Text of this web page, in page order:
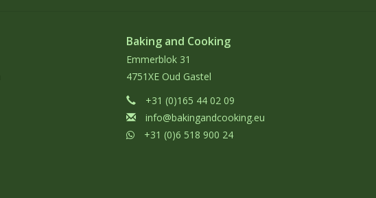
Baking and Cooking
Emmerblok 31
4751XE Oud Gastel
+31 (0)165 44 02 09
info@bakingandcooking.eu
+31 (0)6 518 900 24